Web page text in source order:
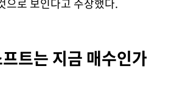
트는 지금 매수인가